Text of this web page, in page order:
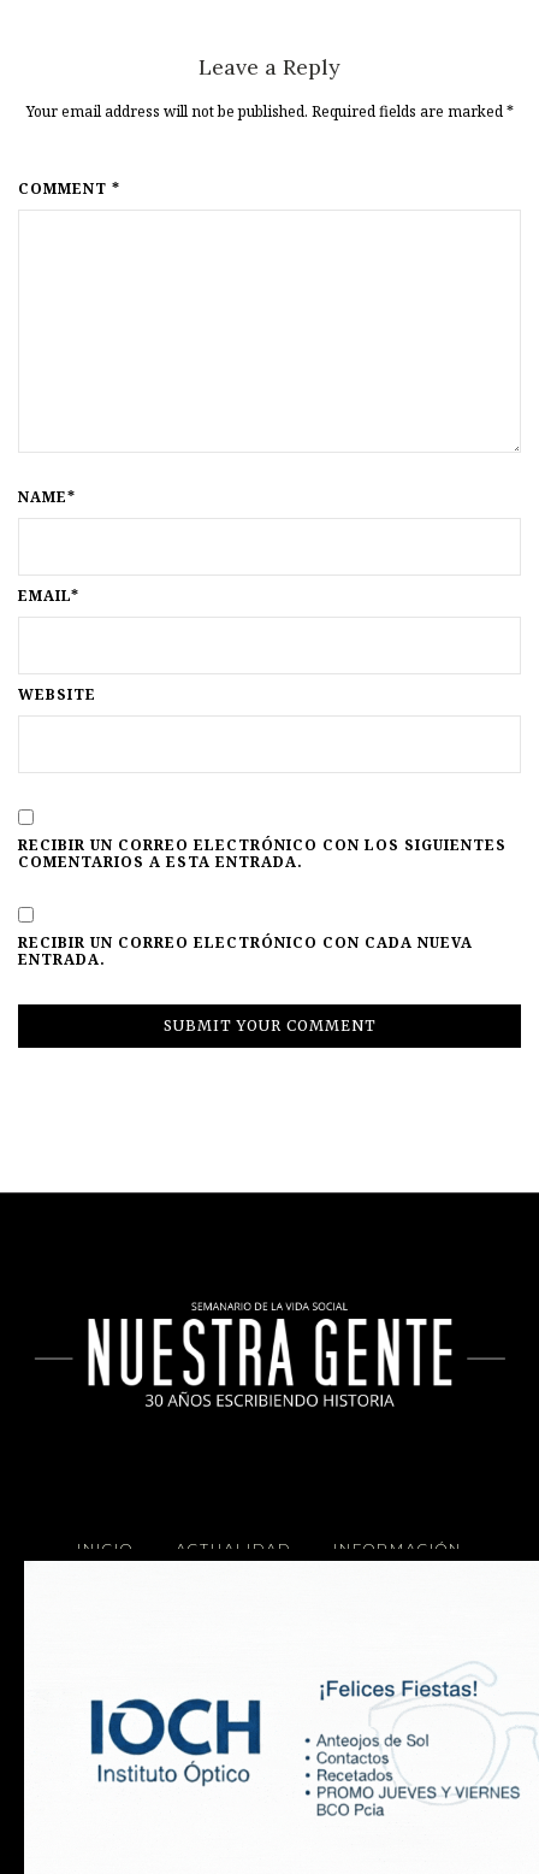
Leave a Reply
Your email address will not be published. Required fields are marked*
COMMENT *
NAME*
EMAIL*
WEBSITE
RECIBIR UN CORREO ELECTRÓNICO CON LOS SIGUIENTES
COMENTARIOS A ESTA ENTRADA.
RECIBIR UN CORREO ELECTRÓNICO CON CADA NUEVA
ENTRADA.
INICIO ACTUALIDAD INFORMACIÓN
Copyright 2025 Nuestra Gente.